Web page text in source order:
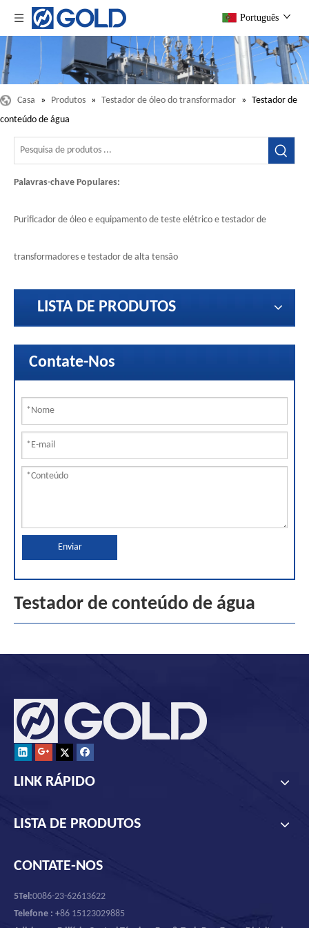
Português
Casa » Produtos » Testador de óleo do transformador » Testador de
conteúdo de água
Palavras-chave Populares:
Purificador de óleo e equipamento de teste elétrico e testador de
transformadores e testador de alta tensão
LISTA DE PRODUTOS
Contate-Nos
Enviar
Testador de conteúdo de água
LINK RÁPIDO
LISTA DE PRODUTOS
CONTATE-NOS
5Tel:0086-23-62613622
Telefone : +86 15123029885